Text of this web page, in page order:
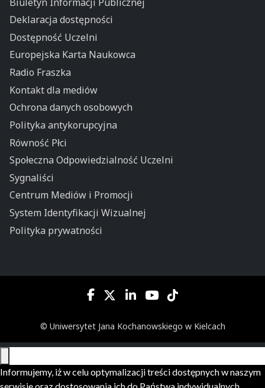
Deklaracja dostępności
Dostępność Uczelni
Europejska Karta Naukowca
Radio Fraszka
Kontakt dla mediów
Ochrona danych osobowych
Polityka antykorupcyjna
Równość Płci
Społeczna Odpowiedzialność Uczelni
Sygnaliści
Centrum Mediów i Promocji
System Identyfikacji Wizualnej
Polityka prywatności
© Uniwersytet Jana Kochanowskiego w Kielcach
Informujemy, iż w celu optymalizacji treści dostępnych w naszym